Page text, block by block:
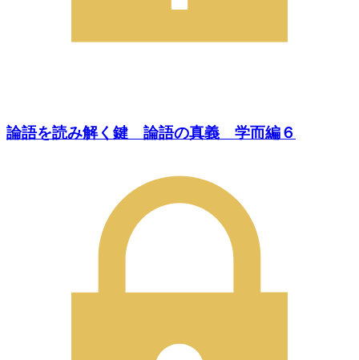
論語を読み解く鍵 論語の真義 学而編６